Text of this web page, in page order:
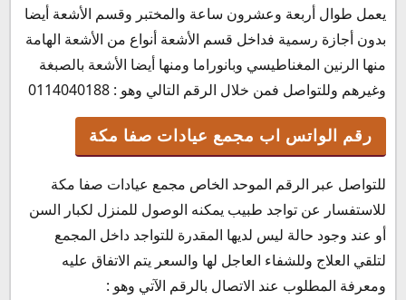
يعمل طوال أربعة وعشرون ساعة والمختبر وقسم الأشعة أيضا
بدون أجازة رسمية فداخل قسم الأشعة أنواع من الأشعة الهامة
منها الرنين المغناطيسي وبانوراما ومنها أيضا الأشعة بالصبغة
وغيرهم وللتواصل فمن خلال الرقم التالي وهو : 0114040188
رقم الواتس اب مجمع عيادات صفا مكة
للتواصل عبر الرقم الموحد الخاص مجمع عيادات صفا مكة
للاستفسار عن تواجد طبيب يمكنه الوصول للمنزل لكبار السن
أو عند وجود حالة ليس لديها المقدرة للتواجد داخل المجمع
لتلقي العلاج وللشفاء العاجل لها والسعر يتم الاتفاق عليه
ومعرفة المطلوب عند الاتصال بالرقم الآتي وهو :